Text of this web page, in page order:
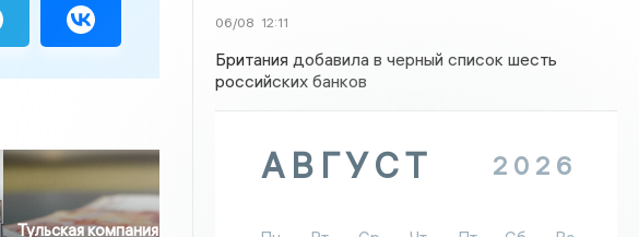
Тульская компания
06/08 12:11
Британия добавила в черный список шесть
российских банков
АВГУСТ 2026